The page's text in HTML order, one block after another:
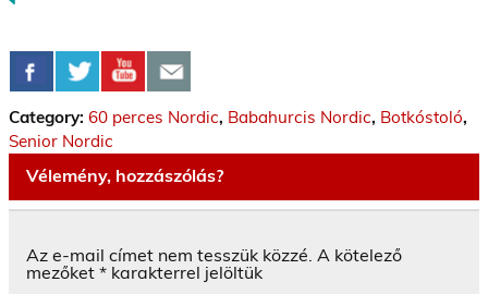
Category: 60 perces Nordic, Babahurcis Nordic, Botkóstoló,
Senior Nordic
Vélemény, hozzászólás?
Az e-mail címet nem tesszük közzé. A kötelező
mezőket * karakterrel jelöltük